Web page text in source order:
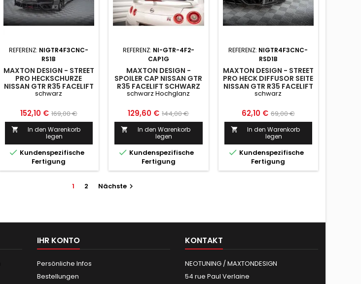
REFERENZ: NIGTR4F3CNC-
RS1B
MAXTON DESIGN - STREET
PRO HECKSCHURZE
NISSAN GTR R35 FACELIFT
SCHWARZ
schwarz
Preis
152,10 € Normaler
Preis
169,00 €

In den Warenkorb
legen
 Kundenspezifische
Fertigung
REFERENZ: NI-GTR-4F2-
CAP1G
MAXTON DESIGN -
SPOILER CAP NISSAN GTR
R35 FACELIFT SCHWARZ
HOCHGLANZ
schwarz Hochglanz
Preis
129,60 € Normaler
Preis
144,00 €

In den Warenkorb
legen
 Kundenspezifische
Fertigung
REFERENZ: NIGTR4F3CNC-
RSD1B
MAXTON DESIGN - STREET
PRO HECK DIFFUSOR SEITE
NISSAN GTR R35 FACELIFT
SCHWARZ
schwarz
Preis
62,10 € Normaler
Preis
69,00 €

In den Warenkorb
legen
 Kundenspezifische
Fertigung
1 2 Nächste
IHR KONTO
Persönliche Infos
Bestellungen
KONTAKT
NEOTUNING / MAXTONDESIGN
54 rue Paul Verlaine